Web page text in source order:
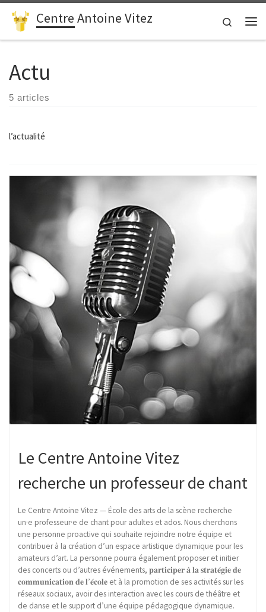
Passer au contenu
Centre Antoine Vitez
Search
Actu
5 articles
l’actualité
Le Centre Antoine Vitez
recherche un professeur de chant
Le Centre Antoine Vitez — École des arts de la scène recherche
un·e professeur·e de chant pour adultes et ados. Nous cherchons
une personne proactive qui souhaite rejoindre notre équipe et
contribuer à la création d’un espace artistique dynamique pour les
amateurs d’art. La personne pourra également proposer et initier
des concerts ou d’autres événements, 𝐩𝐚𝐫𝐭𝐢𝐜𝐢𝐩𝐞𝐫 𝐚̀ 𝐥𝐚 𝐬𝐭𝐫𝐚𝐭𝐞́𝐠𝐢𝐞 𝐝𝐞
𝐜𝐨𝐦𝐦𝐮𝐧𝐢𝐜𝐚𝐭𝐢𝐨𝐧 𝐝𝐞 𝐥’𝐞́𝐜𝐨𝐥𝐞 et à la promotion de ses activités sur les
réseaux sociaux, avoir des interaction avec les cours de théâtre et
de danse et le support d’une équipe pédagogique dynamique.